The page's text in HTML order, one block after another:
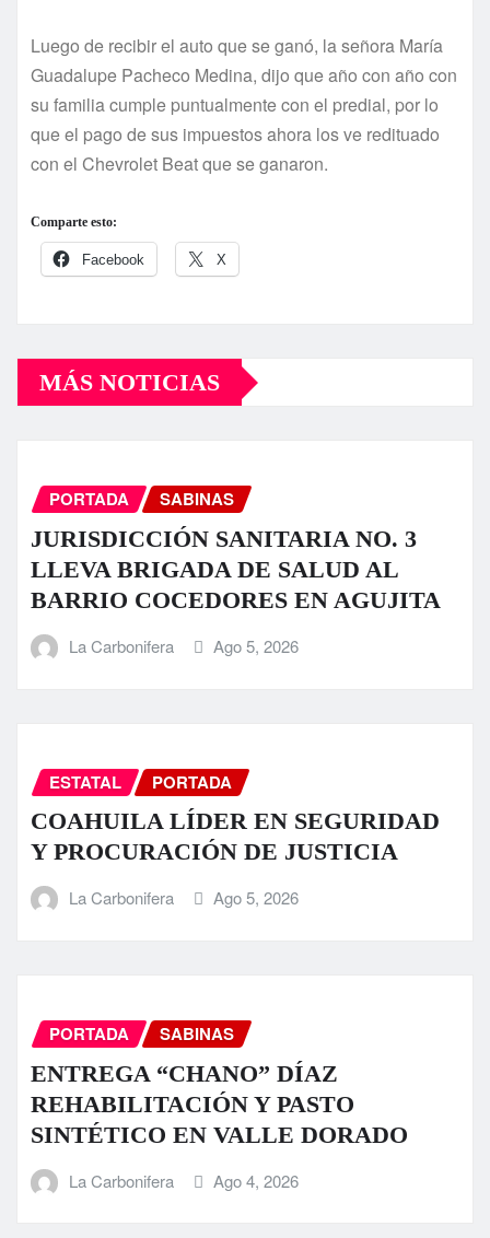
Luego de recibir el auto que se ganó, la señora María
Guadalupe Pacheco Medina, dijo que año con año con
su familia cumple puntualmente con el predial, por lo
que el pago de sus impuestos ahora los ve redituado
con el Chevrolet Beat que se ganaron.
Comparte esto:
Facebook X
MÁS NOTICIAS
PORTADA SABINAS
JURISDICCIÓN SANITARIA NO. 3
LLEVA BRIGADA DE SALUD AL
BARRIO COCEDORES EN AGUJITA
La Carbonifera Ago 5, 2026
ESTATAL PORTADA
COAHUILA LÍDER EN SEGURIDAD
Y PROCURACIÓN DE JUSTICIA
La Carbonifera Ago 5, 2026
PORTADA SABINAS
ENTREGA “CHANO” DÍAZ
REHABILITACIÓN Y PASTO
SINTÉTICO EN VALLE DORADO
La Carbonifera Ago 4, 2026